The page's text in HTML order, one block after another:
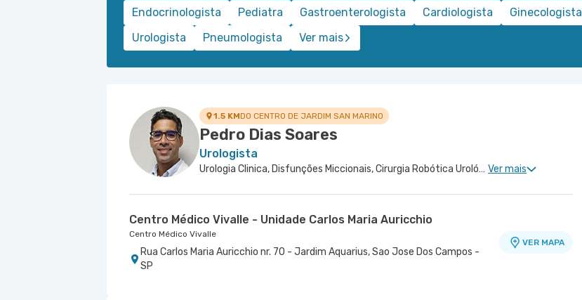
Endocrinologista Pediatra Gastroenterologista Cardiologista Ginecologista
Urologista
Pneumologista Ver mais
1.5 KMDO CENTRO DE JARDIM SAN MARINO
Pedro Dias Soares
Urologista
Urologia Clinica, Disfunções Miccionais, Cirurgia Robótica Urológica, Cirurgia Robótica Geral, Cirurgia Urológica Ver mais
Centro Médico Vivalle - Unidade Carlos Maria Auricchio
Centro Médico Vivalle
Rua Carlos Maria Auricchio nr. 70 - Jardim Aquarius, Sao Jose Dos Campos -
SP
VER MAPA